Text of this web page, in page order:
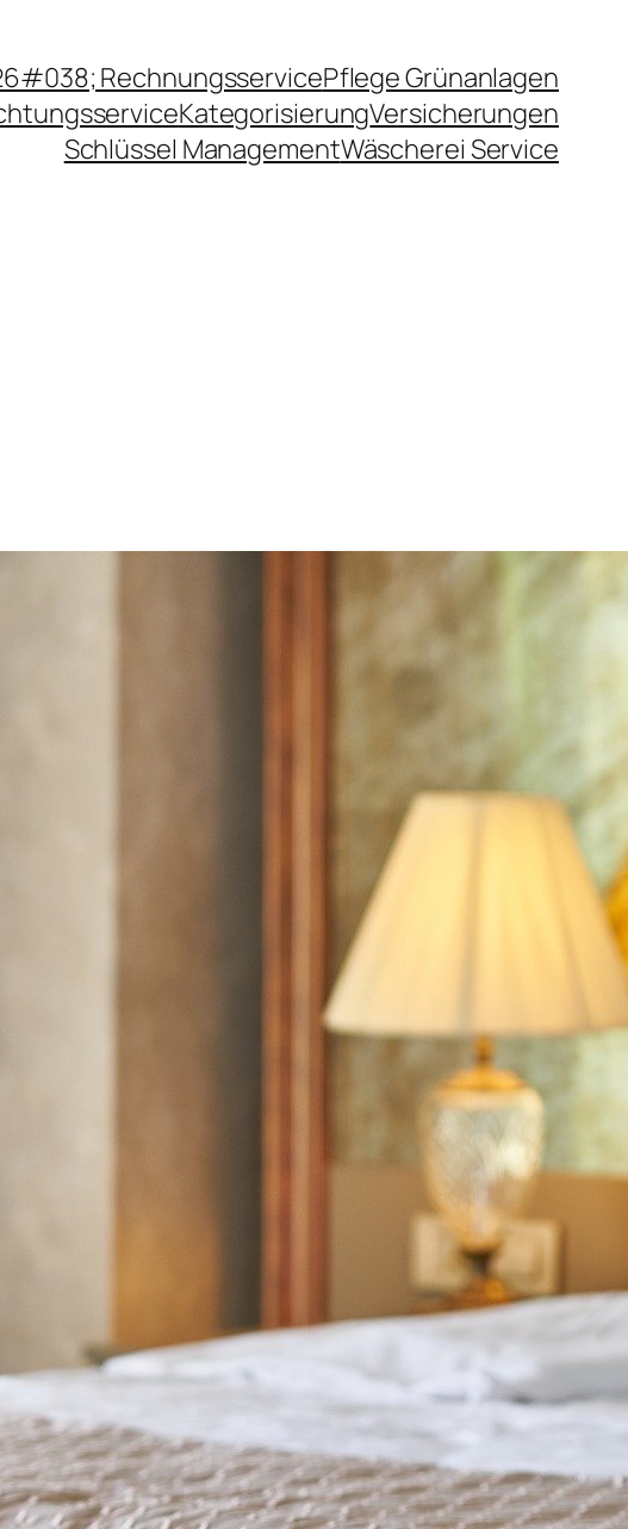
RechnungsservicePflege Grünanlagen
KategorisierungVersicherungen
Schlüssel ManagementWäscherei Service